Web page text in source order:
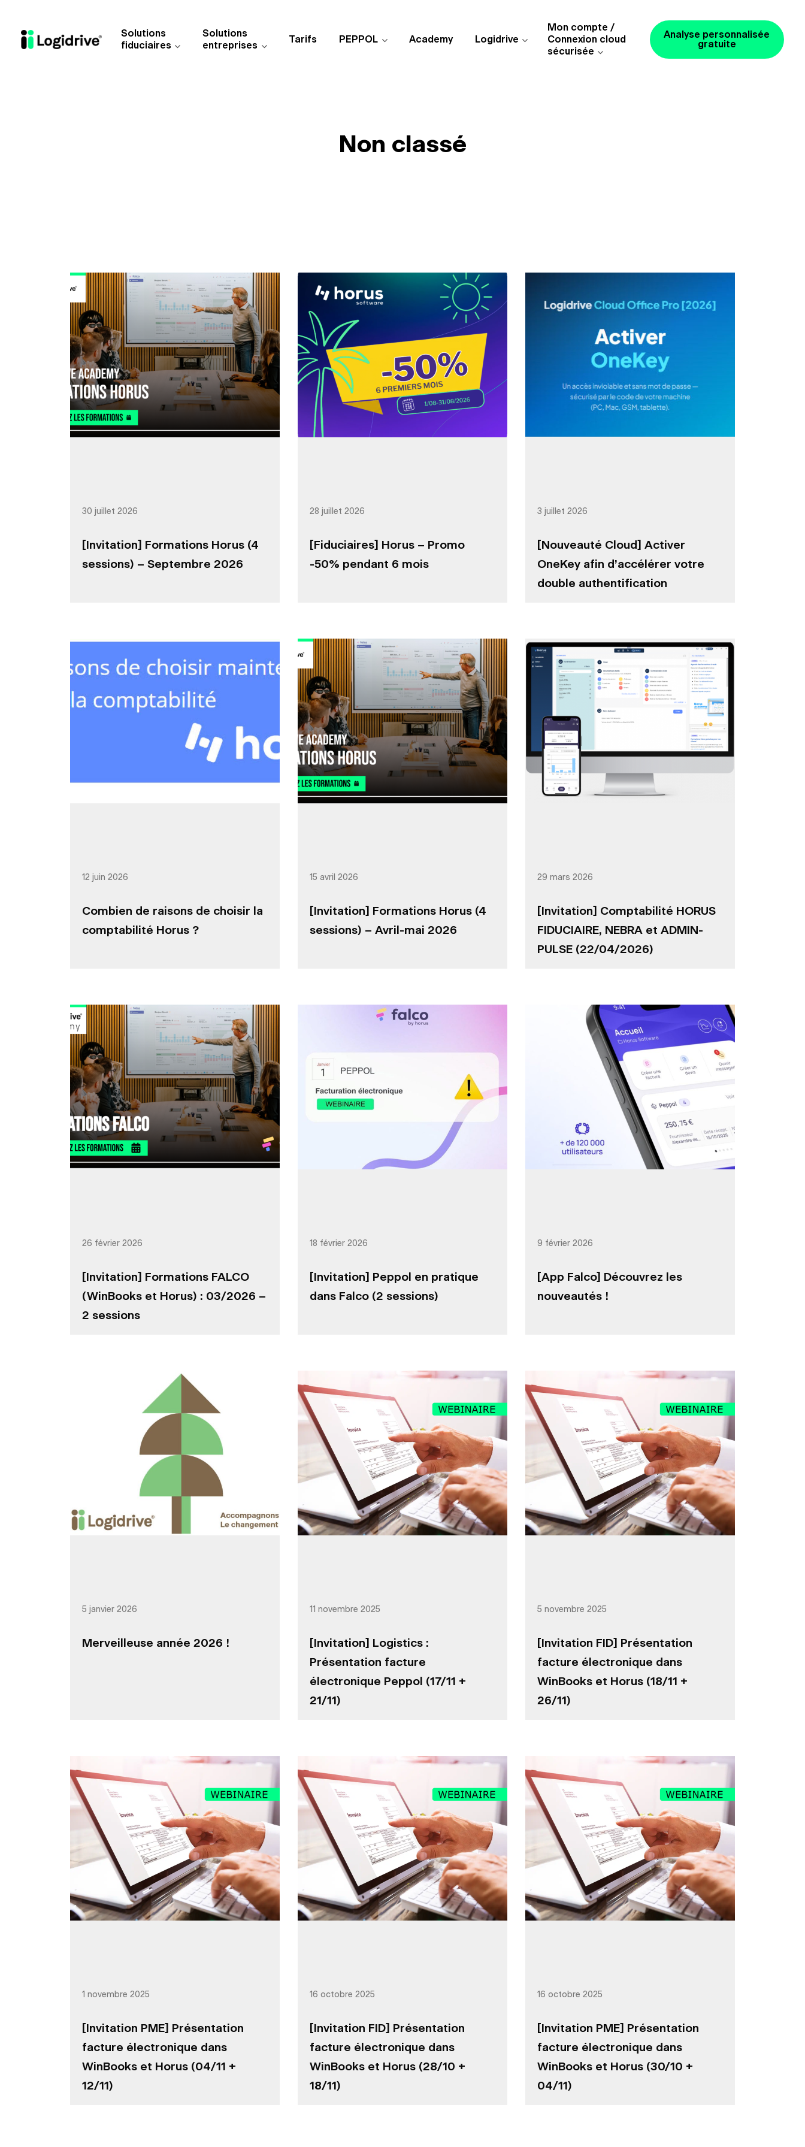
Solutions
fiduciaires
Solutions
entreprises
Tarifs PEPPOL Academy Logidrive
Mon compte /
Connexion cloud
sécurisée
Analyse personnalisée
gratuite
Non classé
[Invitation] Formations Horus (4
sessions) – Septembre 2026
30 juillet 2026
[Fiduciaires] Horus – Promo
-50% pendant 6 mois
28 juillet 2026
[Nouveauté Cloud] Activer
OneKey afin d’accélérer votre
double authentification
3 juillet 2026
Combien de raisons de choisir la
comptabilité Horus ?
12 juin 2026
[Invitation] Formations Horus (4
sessions) – Avril-mai 2026
15 avril 2026
[Invitation] Comptabilité HORUS
FIDUCIAIRE, NEBRA et ADMIN-
PULSE (22/04/2026)
29 mars 2026
[Invitation] Formations FALCO
(WinBooks et Horus) : 03/2026 –
2 sessions
26 février 2026
[Invitation] Peppol en pratique
dans Falco (2 sessions)
18 février 2026
[App Falco] Découvrez les
nouveautés !
9 février 2026
Merveilleuse année 2026 !
5 janvier 2026
[Invitation] Logistics :
Présentation facture
électronique Peppol (17/11 +
21/11)
11 novembre 2025
[Invitation FID] Présentation
facture électronique dans
WinBooks et Horus (18/11 +
26/11)
5 novembre 2025
[Invitation PME] Présentation
facture électronique dans
WinBooks et Horus (04/11 +
12/11)
1 novembre 2025
[Invitation FID] Présentation
facture électronique dans
WinBooks et Horus (28/10 +
18/11)
16 octobre 2025
[Invitation PME] Présentation
facture électronique dans
WinBooks et Horus (30/10 +
04/11)
16 octobre 2025